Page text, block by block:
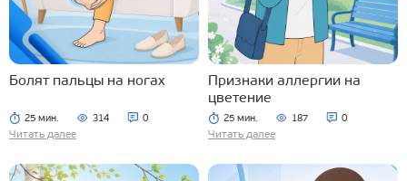
Болят пальцы на ногах
25 мин. 314 0
Читать далее
Признаки аллергии на
цветение
25 мин. 187 0
Читать далее